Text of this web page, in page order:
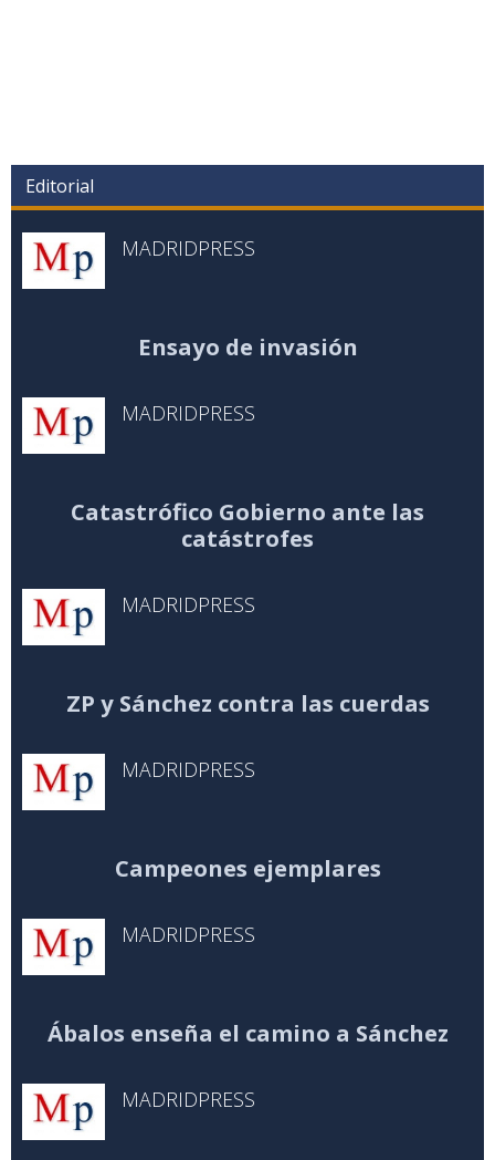
Editorial
MADRIDPRESS
Ensayo de invasión
MADRIDPRESS
Catastrófico Gobierno ante las
catástrofes
MADRIDPRESS
ZP y Sánchez contra las cuerdas
MADRIDPRESS
Campeones ejemplares
MADRIDPRESS
Ábalos enseña el camino a Sánchez
MADRIDPRESS